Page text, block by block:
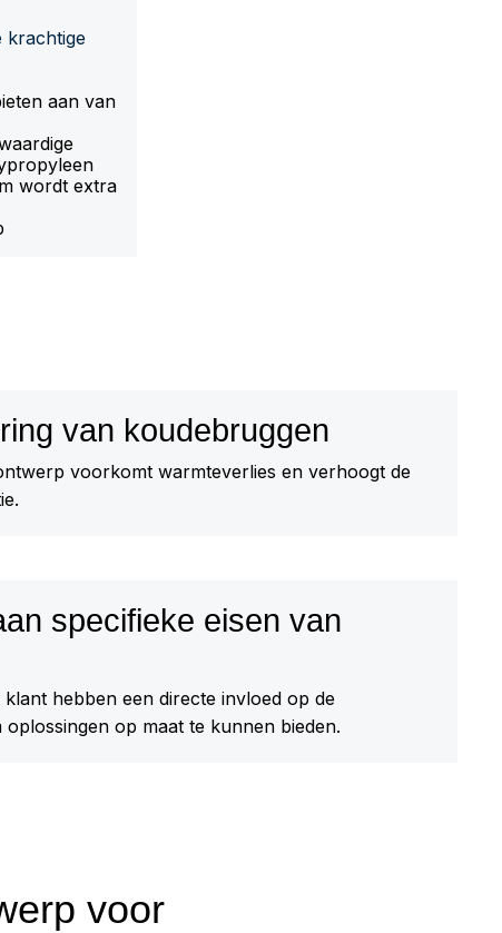
krachtige
aan van
wordt extra
van koudebruggen
voorkomt warmteverlies en verhoogt de
specifieke eisen van
klant hebben een directe invloed op de
op maat te kunnen bieden.
voor